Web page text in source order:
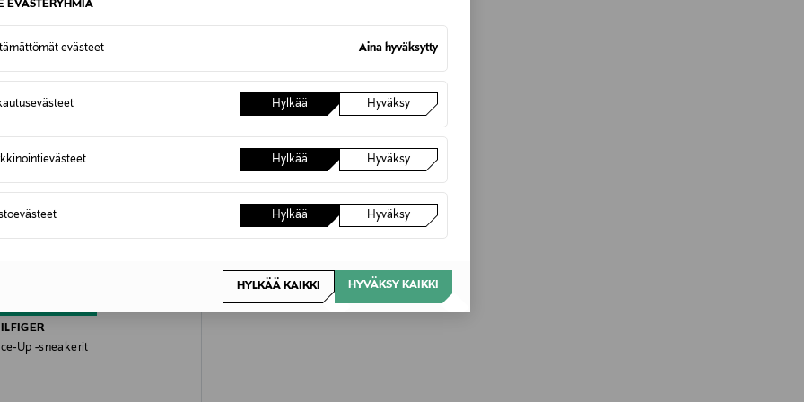
EVÄSTERYHMIÄ
evästeet Aina hyväksytty
Hylkää Hyväksy
Hylkää Hyväksy
Hylkää Hyväksy
HYLKÄÄ KAIKKI HYVÄKSY KAIKKI
Up -sneakerit